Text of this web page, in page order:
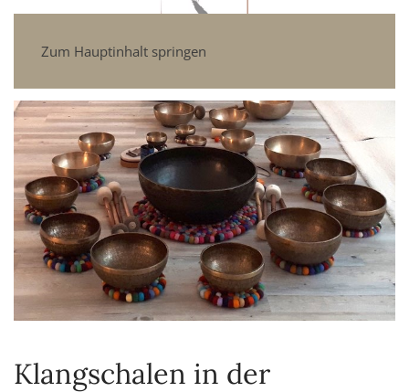
Zum Hauptinhalt springen
Klangschalen in der